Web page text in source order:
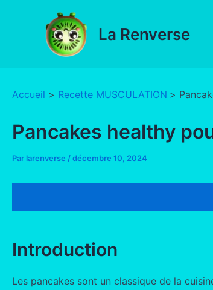
La Renverse
Accueil Recette MUSCULATION
Pancakes healthy
Par larenverse /décembre 10, 2024
Introduction
Les pancakes sont un classique de la